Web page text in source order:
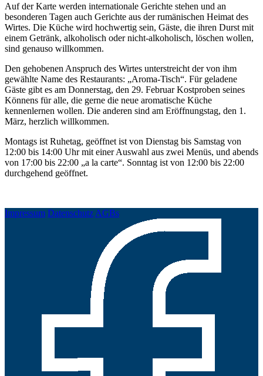
Auf der Karte werden internationale Gerichte stehen und an
besonderen Tagen auch Gerichte aus der rumänischen Heimat des
Wirtes. Die Küche wird hochwertig sein, Gäste, die ihren Durst mit
einem Getränk, alkoholisch oder nicht-alkoholisch, löschen wollen,
sind genauso willkommen.
Den gehobenen Anspruch des Wirtes unterstreicht der von ihm
gewählte Name des Restaurants: „Aroma-Tisch“. Für geladene
Gäste gibt es am Donnerstag, den 29. Februar Kostproben seines
Könnens für alle, die gerne die neue aromatische Küche
kennenlernen wollen. Die anderen sind am Eröffnungstag, den 1.
März, herzlich willkommen.
Montags ist Ruhetag, geöffnet ist von Dienstag bis Samstag von
12:00 bis 14:00 Uhr mit einer Auswahl aus zwei Menüs, und abends
von 17:00 bis 22:00 „a la carte“. Sonntag ist von 12:00 bis 22:00
durchgehend geöffnet.
Impressum Datenschutz AGBs